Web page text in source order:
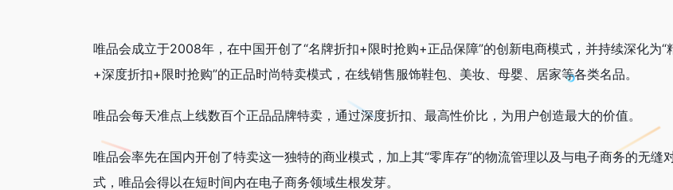
唯品会成立于2008年，在中国开创了“名牌折扣+限时抢购+正品保障”的创新电商模式，并持续深化为“
+深度折扣+限时抢购”的正品时尚特卖模式，在线销售服饰鞋包、美妆、母婴、居家等各类名品。
唯品会每天准点上线数百个正品品牌特卖，通过深度折扣、最高性价比，为用户创造最大的价值。
唯品会率先在国内开创了特卖这一独特的商业模式，加上其“零库存”的物流管理以及与电子商务的无缝
式，唯品会得以在短时间内在电子商务领域生根发芽。